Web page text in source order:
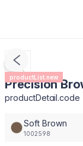
productList.new
Precision
productDetail.code
Soft Brown
1002598